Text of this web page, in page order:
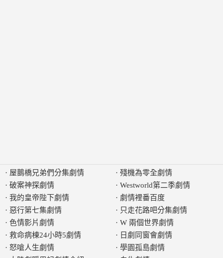
· 屋鵲橋兄弟們分集劇情
· 破案神探劇情
· 我的皇帝陛下劇情
· 惡行第七集劇情
· 色情影片劇情
· 救命病棟24小時5劇情
· 怒嗆人生劇情
· 殘機為零全劇情
· Westworld第二季劇情
· 劇情裡番百度
· 只走花路吧分集劇情
· W 兩個世界劇情
· 日劇同窗會劇情
· 學園孤島劇情